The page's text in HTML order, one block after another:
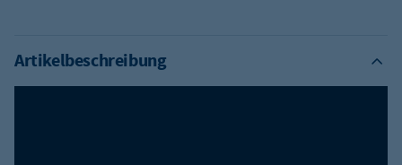
Artikelbeschreibung